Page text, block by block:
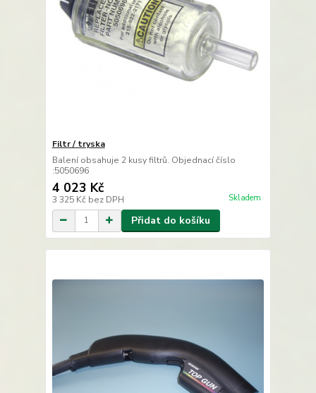
Filtr / tryska
Balení obsahuje 2 kusy filtrů. Objednací číslo
:5050696
4 023 Kč
3 325 Kč bez DPH Skladem
Přidat do košíku